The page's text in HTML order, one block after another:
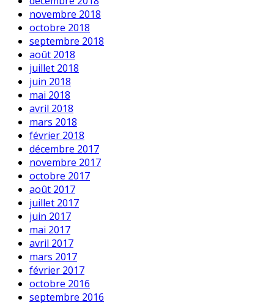
novembre 2018
octobre 2018
septembre 2018
août 2018
juillet 2018
juin 2018
mai 2018
avril 2018
mars 2018
février 2018
décembre 2017
novembre 2017
octobre 2017
août 2017
juillet 2017
juin 2017
mai 2017
avril 2017
mars 2017
février 2017
octobre 2016
septembre 2016